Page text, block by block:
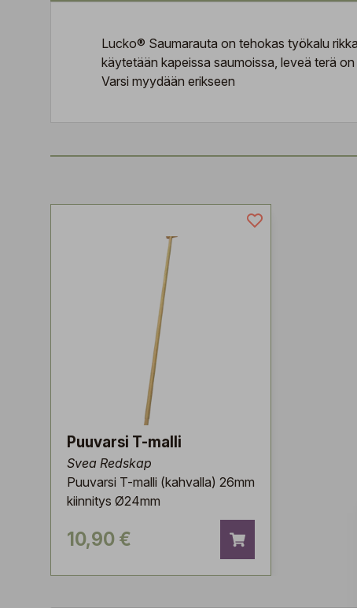
Lucko® Saumarauta on tehokas työkalu
käytetään kapeissa saumoissa, leveä terä
Varsi myydään erikseen
Puuvarsi T-malli
Svea Redskap
Puuvarsi T-malli (kahvalla) 26mm
kiinnitys Ø24mm
10,90 €